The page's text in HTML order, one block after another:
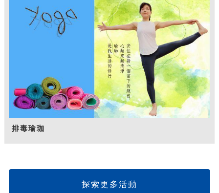
排毒瑜珈
探索更多活動